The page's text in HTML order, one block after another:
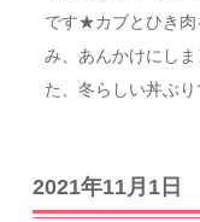
です★カブとひき肉
み、あんかけにし
た、冬らしい丼ぶり
2021年11月1日